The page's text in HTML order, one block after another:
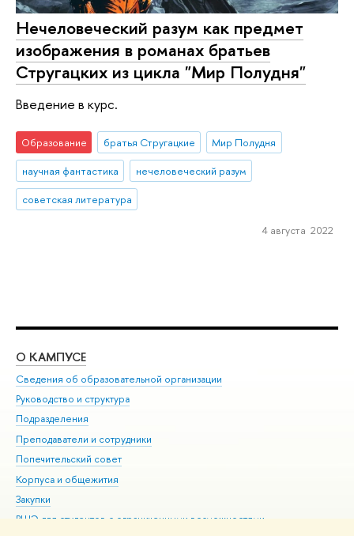
Нечеловеческий разум как предмет
изображения в романах братьев
Стругацких из цикла "Мир Полудня"
Введение в курс.
Образование братья Стругацкие
Мир Полудня
научная фантастика
нечеловеческий разум
советская литература
4 августа 2022
О КАМПУСЕ
Сведения об образовательной организации
Руководство и структура
Подразделения
Преподаватели и сотрудники
Попечительский совет
Корпуса и общежития
Закупки
ВШЭ для студентов с ограниченными возможностями